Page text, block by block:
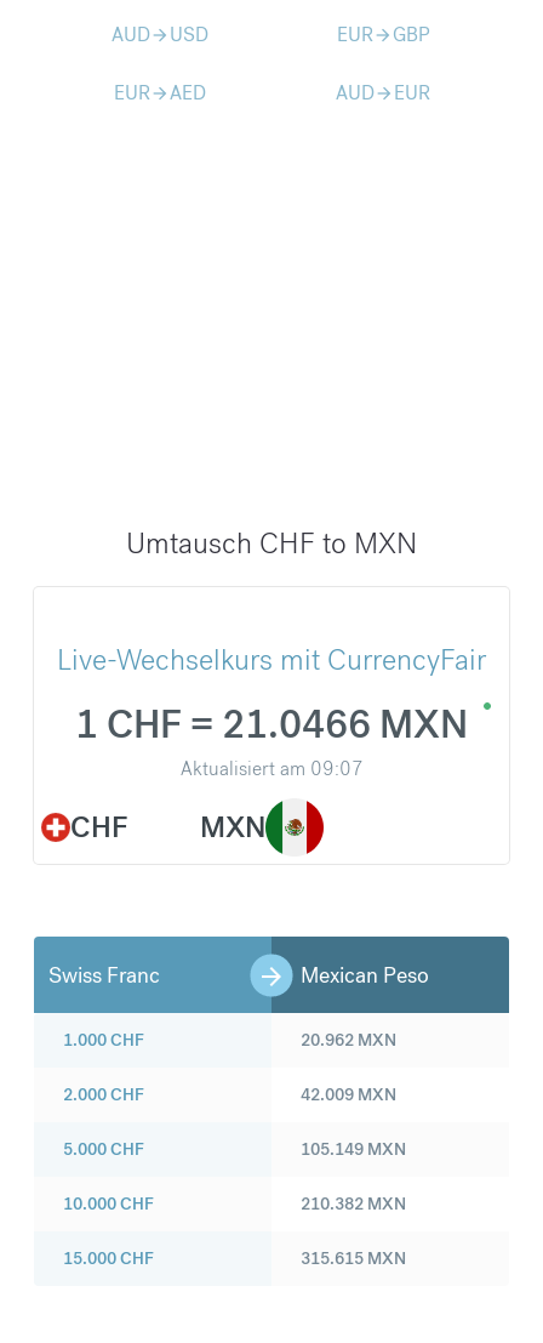
AUDarrow_forward USD EURarrow_forward GBP
EURarrow_forwardAED AUDarrow_forward EUR
Umtausch CHF to MXN
Live-Wechselkurs mit CurrencyFair
CHF
1 CHF = 21.0466 MXN
Aktualisiert am 09:07
MXN
Swiss Franc Mexican Peso
1.000CHF
2.000CHF
5.000CHF
10.000CHF
15.000CHF
20.962 MXN
42.009 MXN
105.149 MXN
210.382 MXN
315.615 MXN